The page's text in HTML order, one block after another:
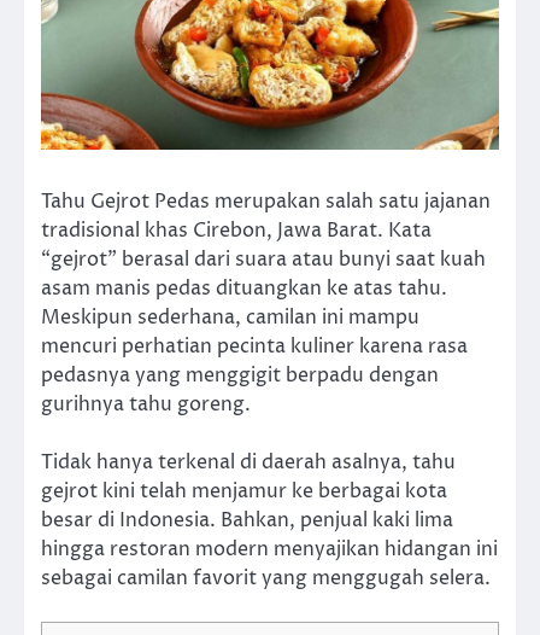
Tahu Gejrot Pedas merupakan salah satu jajanan
tradisional khas Cirebon, Jawa Barat. Kata
“gejrot” berasal dari suara atau bunyi saat kuah
asam manis pedas dituangkan ke atas tahu.
Meskipun sederhana, camilan ini mampu
mencuri perhatian pecinta kuliner karena rasa
pedasnya yang menggigit berpadu dengan
gurihnya tahu goreng.
Tidak hanya terkenal di daerah asalnya, tahu
gejrot kini telah menjamur ke berbagai kota
besar di Indonesia. Bahkan, penjual kaki lima
hingga restoran modern menyajikan hidangan ini
sebagai camilan favorit yang menggugah selera.